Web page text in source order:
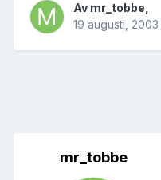
Av mr_tobbe
19 augusti, 2003
mr_tobbe